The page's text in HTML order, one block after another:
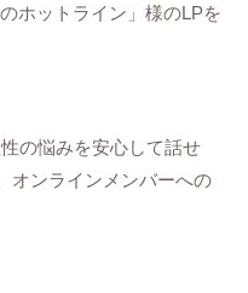
ホットライン」様のLPを
の悩みを安心して話せ
オンラインメンバーへの